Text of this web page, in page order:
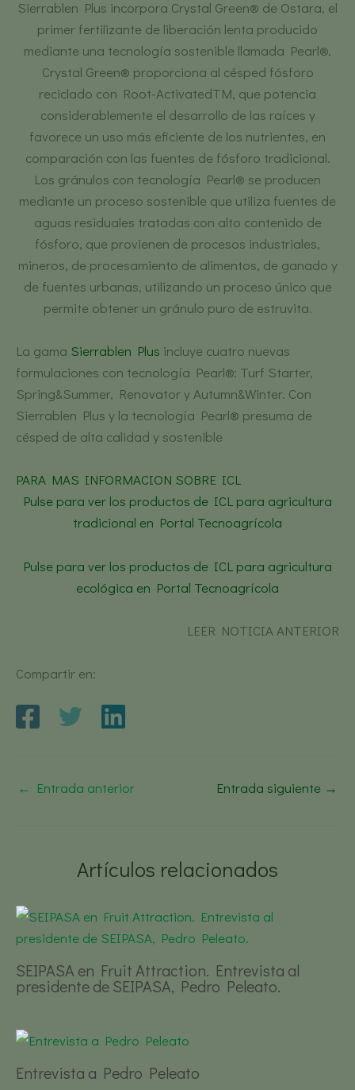
Sierrablen Plus incorpora Crystal Green® de Ostara, el
primer fertilizante de liberación lenta producido
mediante una tecnología sostenible llamada Pearl®.
Crystal Green® proporciona al césped fósforo
reciclado con Root-ActivatedTM, que potencia
considerablemente el desarrollo de las raíces y
favorece un uso más eficiente de los nutrientes, en
comparación con las fuentes de fósforo tradicional.
Los gránulos con tecnología Pearl® se producen
mediante un proceso sostenible que utiliza fuentes de
aguas residuales tratadas con alto contenido de
fósforo, que provienen de procesos industriales,
mineros, de procesamiento de alimentos, de ganado y
de fuentes urbanas, utilizando un proceso único que
permite obtener un gránulo puro de estruvita.
La gama Sierrablen Plus incluye cuatro nuevas
formulaciones con tecnología Pearl®: Turf Starter,
Spring&Summer, Renovator y Autumn&Winter. Con
Sierrablen Plus y la tecnología Pearl® presuma de
césped de alta calidad y sostenible
PARA MAS INFORMACION SOBRE ICL
Pulse para ver los productos de ICL para agricultura
tradicional en Portal Tecnoagrícola
Pulse para ver los productos de ICL para agricultura
ecológica en Portal Tecnoagrícola
LEER NOTICIA ANTERIOR
Compartir en:
← Entrada anterior Entrada siguiente →
Artículos relacionados
SEIPASA en Fruit Attraction. Entrevista al
presidente de SEIPASA, Pedro Peleato.
Entrevista a Pedro Peleato